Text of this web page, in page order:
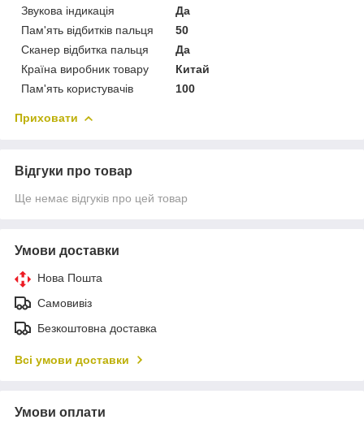
Звукова індикація
Да
Пам'ять відбитків пальця
50
Сканер відбитка пальця
Да
Країна виробник товару
Китай
Пам'ять користувачів
100
Приховати
Відгуки про товар
Ще немає відгуків про цей товар
Умови доставки
Нова Пошта
Самовивіз
Безкоштовна доставка
Всі умови доставки
Умови оплати